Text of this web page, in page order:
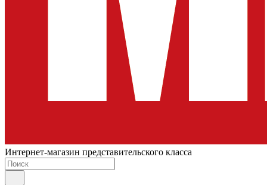
Интернет-магазин представительского класса